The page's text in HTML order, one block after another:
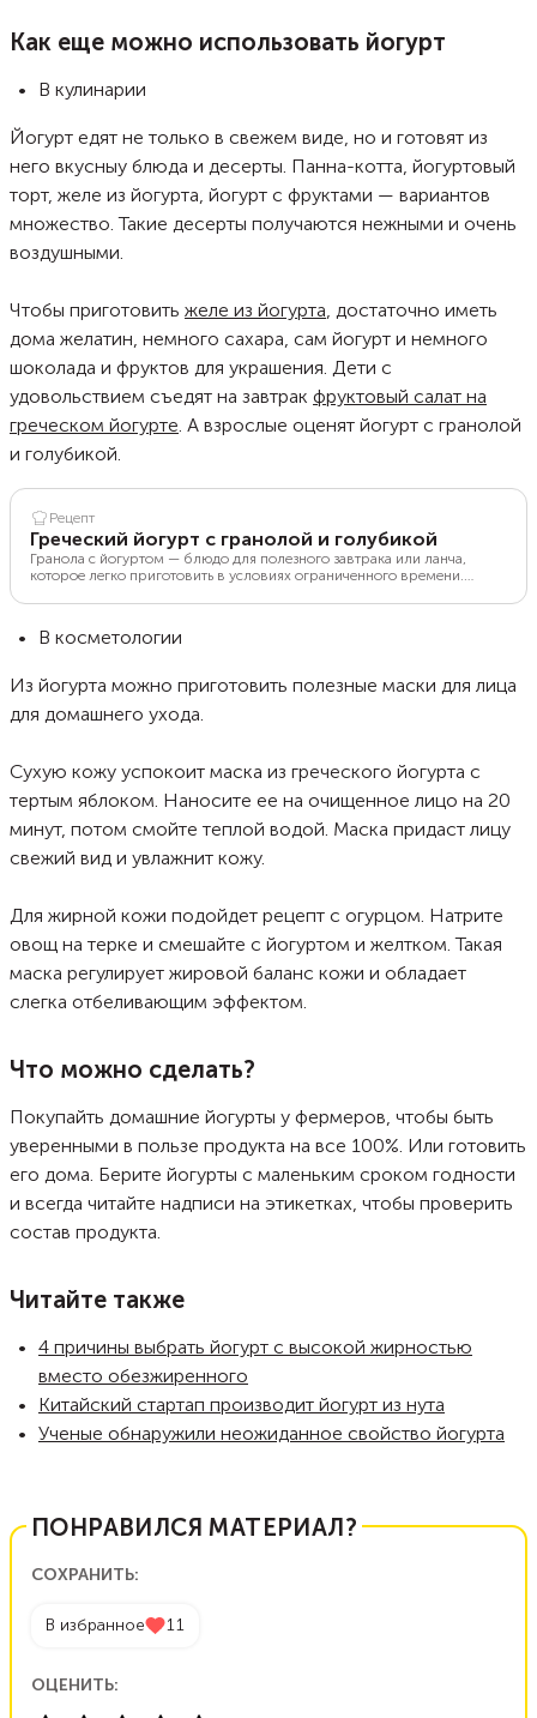
Как еще можно использовать йогурт
В кулинарии
Йогурт едят не только в свежем виде, но и готовят из
него вкусныу блюда и десерты. Панна-котта, йогуртовый
торт, желе из йогурта, йогурт с фруктами — вариантов
множество. Такие десерты получаются нежными и очень
воздушными.
Чтобы приготовить желе из йогурта, достаточно иметь
дома желатин, немного сахара, сам йогурт и немного
шоколада и фруктов для украшения. Дети с
удовольствием съедят на завтрак фруктовый салат на
греческом йогурте. А взрослые оценят йогурт с гранолой
и голубикой.
Рецепт
Греческий йогурт с гранолой и голубикой
Гранола с йогуртом — блюдо для полезного завтрака или ланча,
которое легко приготовить в условиях ограниченного времени.
крупы, меда и орехов. Продукт улучшает работу органов
культура, которая по вкусу хорошо сочетается с гранолой. Чтобы
греческий вариант кисломолочного продута.
В косметологии
Из йогурта можно приготовить полезные маски для лица
для домашнего ухода.
Сухую кожу успокоит маска из греческого йогурта с
тертым яблоком. Наносите ее на очищенное лицо на 20
минут, потом смойте теплой водой. Маска придаст лицу
свежий вид и увлажнит кожу.
Для жирной кожи подойдет рецепт с огурцом. Натрите
овощ на терке и смешайте с йогуртом и желтком. Такая
маска регулирует жировой баланс кожи и обладает
слегка отбеливающим эффектом.
Что можно сделать?
Покупайть домашние йогурты у фермеров, чтобы быть
уверенными в пользе продукта на все 100%. Или готовить
его дома. Берите йогурты с маленьким сроком годности
и всегда читайте надписи на этикетках, чтобы проверить
состав продукта.
Читайте также
4 причины выбрать йогурт с высокой жирностью
вместо обезжиренного
Китайский стартап производит йогурт из нута
Ученые обнаружили неожиданное свойство йогурта
ПОНРАВИЛСЯ МАТЕРИАЛ?
СОХРАНИТЬ:
В избранное 11
ОЦЕНИТЬ: